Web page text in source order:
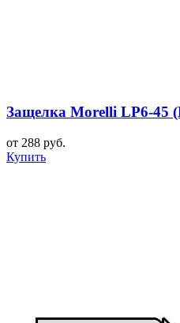
Защелка Morelli LP6-45
от 288 руб.
Купить